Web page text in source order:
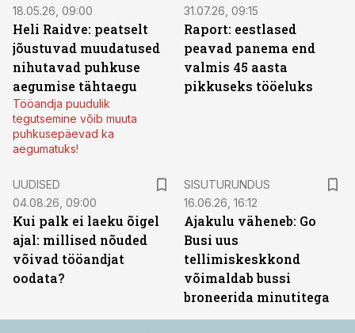
18.05.26, 09:00
Heli Raidve: peatselt
jõustuvad muudatused
nihutavad puhkuse
aegumise tähtaegu
Tööandja puudulik
tegutsemine võib muuta
puhkusepäevad ka
aegumatuks!
31.07.26, 09:15
Raport: eestlased
peavad panema end
valmis 45 aasta
pikkuseks tööeluks
UUDISED
04.08.26, 09:00
Kui palk ei laeku õigel
ajal: millised nõuded
võivad tööandjat
oodata?
SISUTURUNDUS
16.06.26, 16:12
Ajakulu väheneb: Go
Busi uus
tellimiskeskkond
võimaldab bussi
broneerida minutitega